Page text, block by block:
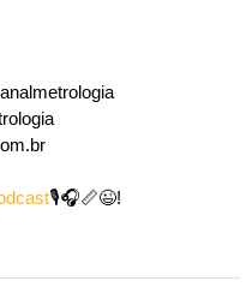
🎙️🎧📏😉!